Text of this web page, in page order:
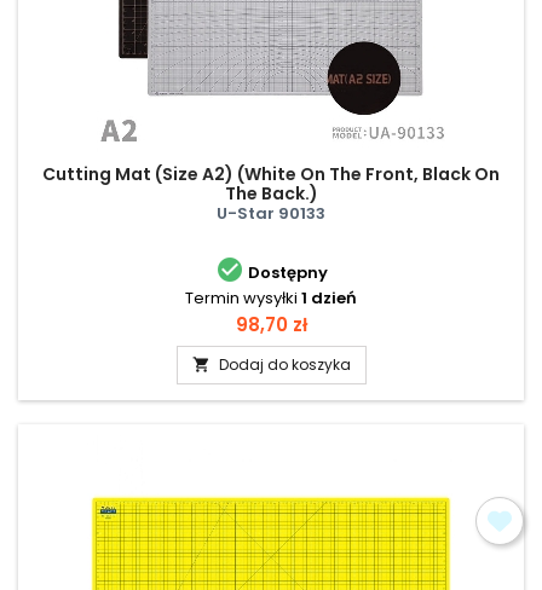
Cutting Mat (Size A2) (White On The Front, Black On
The Back.)
U-Star 90133
 Dostępny
Termin wysyłki 1 dzień
Cena
98,70 zł
 Dodaj do koszyka